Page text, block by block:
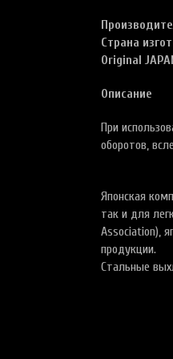
Страна
Original
Описание
При
оборотов,
Японская
так и для
Association),
продукции.
Стальные